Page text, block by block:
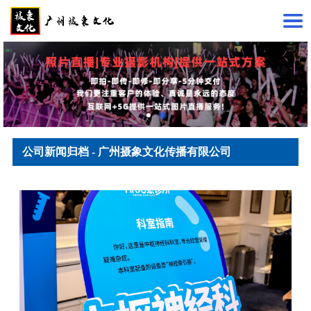
公司新闻归档 - 广州摄象文化传播有限公司